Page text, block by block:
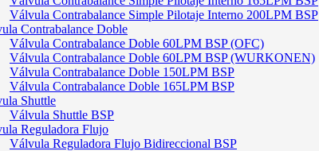
Válvula Contrabalance Simple Pilotaje Interno 200LPM BSP
Contrabalance Doble
Válvula Contrabalance Doble 60LPM BSP (OFC)
Válvula Contrabalance Doble 60LPM BSP (WURKONEN)
Válvula Contrabalance Doble 150LPM BSP
Válvula Contrabalance Doble 165LPM BSP
Shuttle
Válvula Shuttle BSP
Reguladora Flujo
Válvula Reguladora Flujo Bidireccional BSP